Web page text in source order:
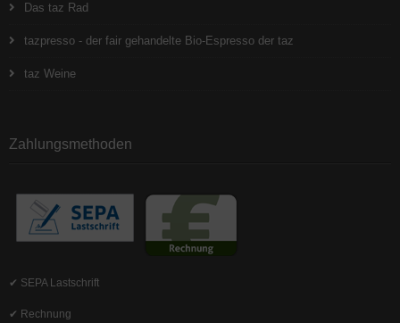
Das taz Rad
tazpresso - der fair gehandelte Bio-Espresso der taz
taz Weine
Zahlungsmethoden
✔ SEPA Lastschrift
✔ Rechnung